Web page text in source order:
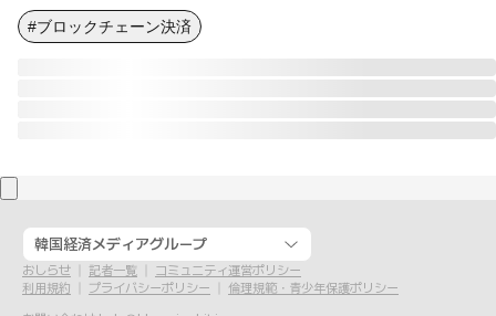
#ブロックチェーン決済
韓国経済メディアグループ
おしらせ 記者一覧
コミュニティ運営ポリシー
利用規約
プライバシーポリシー
倫理規範・青少年保護ポリシー